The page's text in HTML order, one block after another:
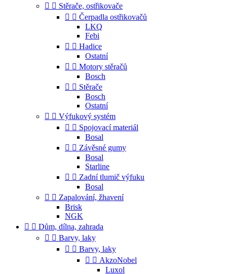
  Stěrače, ostřikovače
  Čerpadla ostřikovačů
LKQ
Febi
  Hadice
Ostatní
  Motory stěračů
Bosch
  Stěrače
Bosch
Ostatní
  Výfukový systém
  Spojovací materiál
Bosal
  Závěsné gumy
Bosal
Starline
  Zadní tlumič výfuku
Bosal
  Zapalování, žhavení
Brisk
NGK
  Dům, dílna, zahrada
  Barvy, laky
  Barvy, laky
  AkzoNobel
Luxol